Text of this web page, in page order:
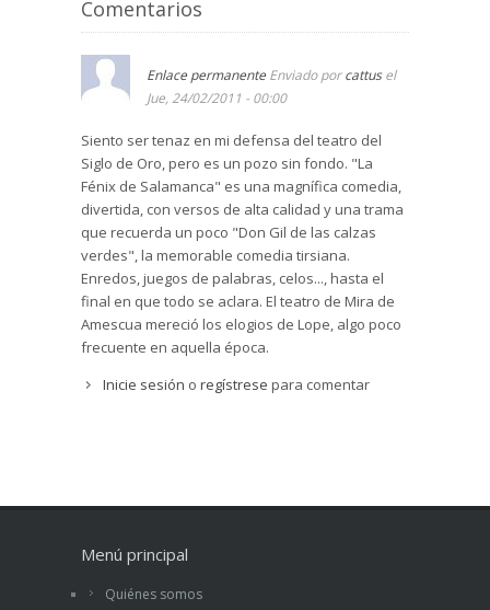
Comentarios
Enlace permanente Enviado porcattusel
Jue, 24/02/2011 - 00:00
Siento ser tenaz en mi defensa del teatro del
Siglo de Oro, pero es un pozo sin fondo. "La
Fénix de Salamanca" es una magnífica comedia,
divertida, con versos de alta calidad y una trama
que recuerda un poco "Don Gil de las calzas
verdes", la memorable comedia tirsiana.
Enredos, juegos de palabras, celos..., hasta el
final en que todo se aclara. El teatro de Mira de
Amescua mereció los elogios de Lope, algo poco
frecuente en aquella época.
Inicie sesión o regístrese para comentar
Menú principal
Quiénes somos